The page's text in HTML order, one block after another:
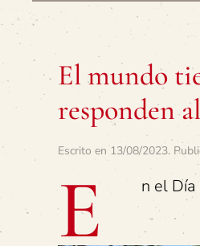
El mundo
responden
Escrito en 13/08/2023.
E
n el